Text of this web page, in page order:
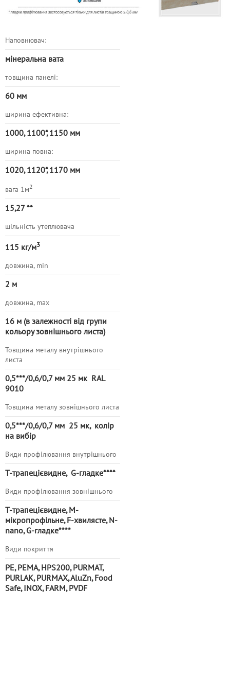
Наповнювач:
мінеральна вата
товщина панелі:
60 мм
ширина ефективна:
1000, 1100*, 1150 мм
ширина повна:
1020, 1120*, 1170 мм
вага 1м2
15,27**
шільність утеплювача
115 кг/м3
довжина, min
2 м
довжина, max
16 м (в залежності від групи
кольору зовнішнього листа)
Товщина металу внутрішнього
листа
0,5***/0,6/0,7 мм 25 мк RAL
9010
Товщина металу зовнішнього листа
0,5***/0,6/0,7 мм 25 мк, колір
на вибір
Види профілювання внутрішнього
Т-трапецієвидне, G-гладке****
Види профілювання зовнішнього
Т-трапецієвидне, М-
мікропрофільне, F-хвилясте, N-
nano, G-гладке****
Види покриття
PE, PEMA, HPS200, PURMAT,
PURLAK, PURMAX, AluZn, Food
Safe, INOX, FARM, PVDF